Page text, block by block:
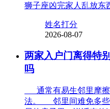
狮子座凶完家人乱放东
姓名打分
2026-08-07
两家入户门离得特
吗
通常有易生邻里摩擦
法。 邻里间难免多些